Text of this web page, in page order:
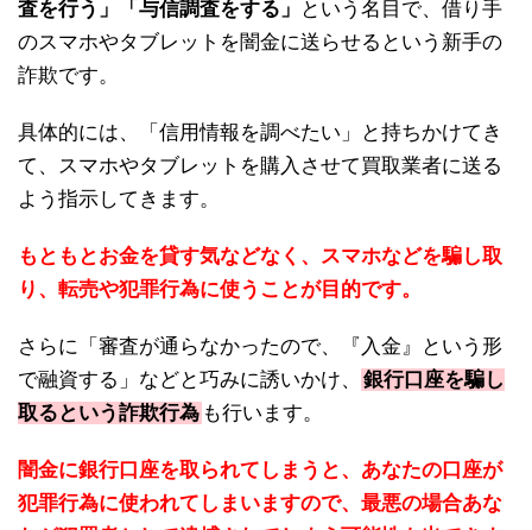
査を行う」「与信調査をする」
という名目で、借り手
のスマホやタブレットを闇金に送らせるという新手の
詐欺です。
具体的には、「信用情報を調べたい」と持ちかけてき
て、スマホやタブレットを購入させて買取業者に送る
よう指示してきます。
もともとお金を貸す気などなく、スマホなどを騙し取
り、転売や犯罪行為に使うことが目的です。
さらに「審査が通らなかったので、『入金』という形
で融資する」などと巧みに誘いかけ、
銀行口座を騙し
取るという詐欺行為 も行います。
闇金に銀行口座を取られてしまうと、あなたの口座が
犯罪行為に使われてしまいますので、最悪の場合あな